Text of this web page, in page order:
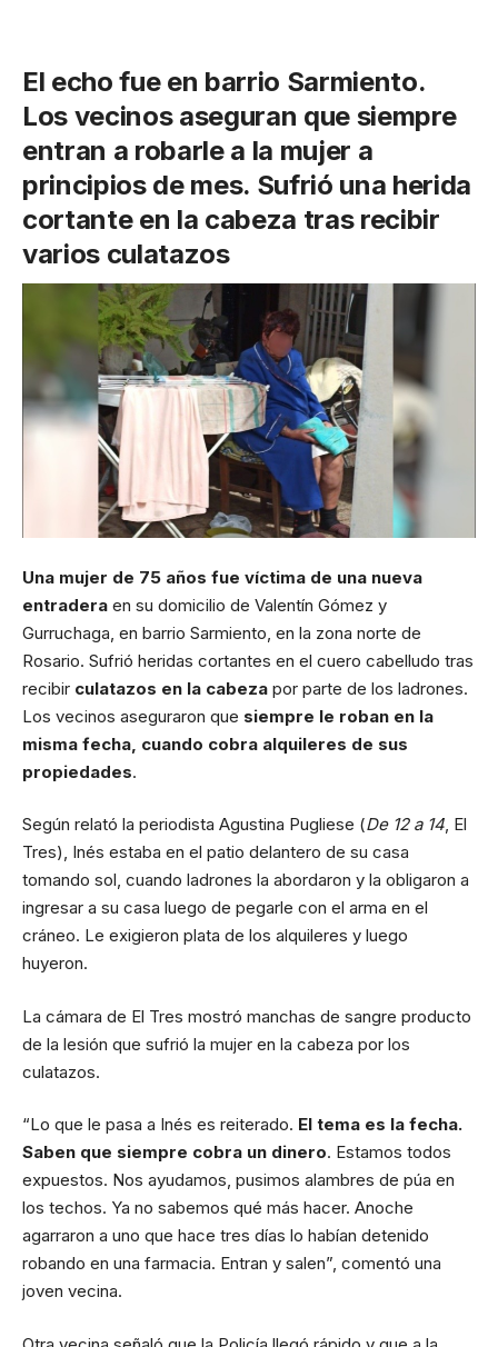
El echo fue en barrio Sarmiento.
Los vecinos aseguran que siempre
entran a robarle a la mujer a
principios de mes. Sufrió una herida
cortante en la cabeza tras recibir
varios culatazos
Una mujer de 75 años fue víctima de una nueva
entradera en su domicilio de Valentín Gómez y
Gurruchaga, en barrio Sarmiento, en la zona norte de
Rosario. Sufrió heridas cortantes en el cuero cabelludo tras
recibir culatazos en la cabeza por parte de los ladrones.
Los vecinos aseguraron que siempre le roban en la
misma fecha, cuando cobra alquileres de sus
propiedades.
Según relató la periodista Agustina Pugliese (De 12 a 14, El
Tres), Inés estaba en el patio delantero de su casa
tomando sol, cuando ladrones la abordaron y la obligaron a
ingresar a su casa luego de pegarle con el arma en el
cráneo. Le exigieron plata de los alquileres y luego
huyeron.
La cámara de El Tres mostró manchas de sangre producto
de la lesión que sufrió la mujer en la cabeza por los
culatazos.
“Lo que le pasa a Inés es reiterado. El tema es la fecha.
Saben que siempre cobra un dinero. Estamos todos
expuestos. Nos ayudamos, pusimos alambres de púa en
los techos. Ya no sabemos qué más hacer. Anoche
agarraron a uno que hace tres días lo habían detenido
robando en una farmacia. Entran y salen”, comentó una
joven vecina.